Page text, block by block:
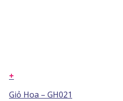
+
Giỏ Hoa – GH021